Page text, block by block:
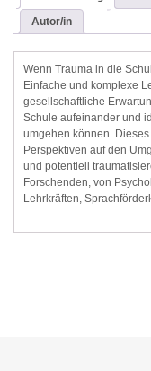
Autor/in
Wenn Trauma in die
Einfache und komplexe
gesellschaftliche
Schule aufeinander und
umgehen können.
Perspektiven auf den
und potentiell
Forschenden, von
Lehrkräften,